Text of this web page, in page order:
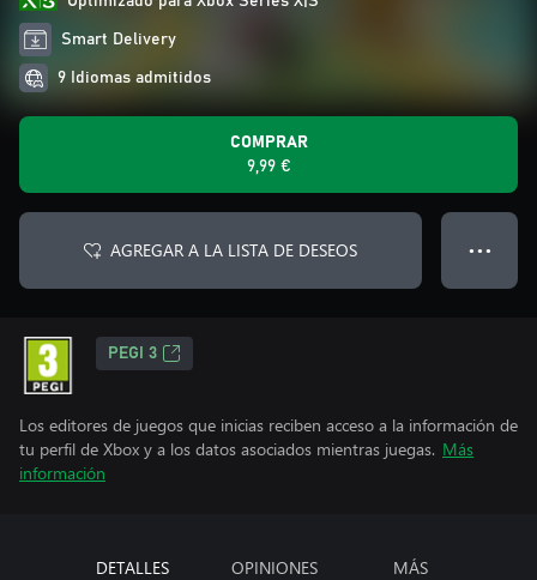
Smart Delivery
9 Idiomas admitidos
COMPRAR
9,99 €
AGREGAR A LA LISTA DE DESEOS ● ● ●
PEGI 3
Los editores de juegos que inicias reciben acceso a la información de
tu perfil de Xbox y a los datos asociados mientras juegas. Más
información
DETALLES OPINIONES MÁS